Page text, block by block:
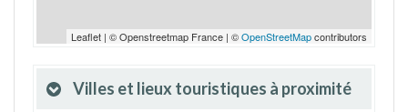
Leaflet | © Openstreetmap France | ©OpenStreetMapcontributors
Villes et lieux touristiques à proximité